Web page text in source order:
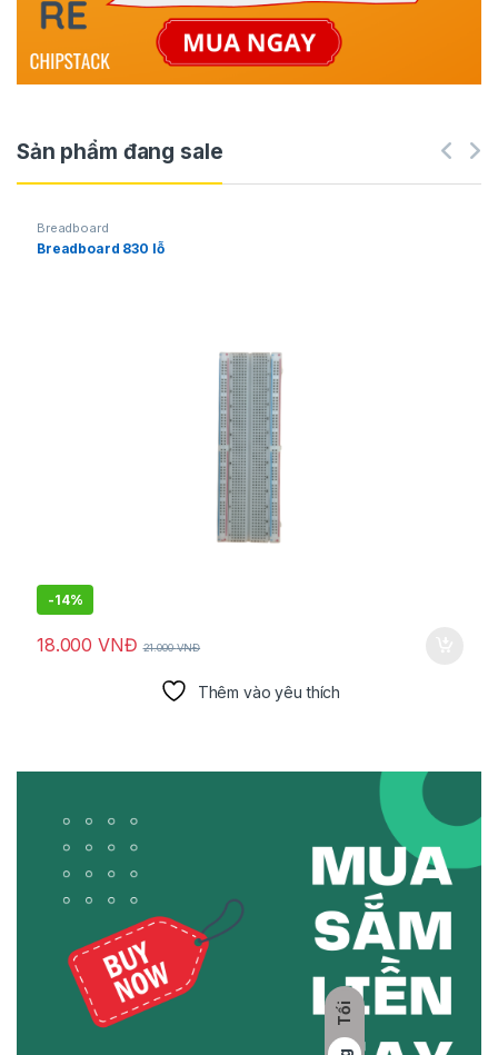
Tối
Sản phẩm đang sale
Breadboard
Breadboard 830 lỗ
-14%
18.000VNĐ 21.000VNĐ
Thêm vào yêu thích